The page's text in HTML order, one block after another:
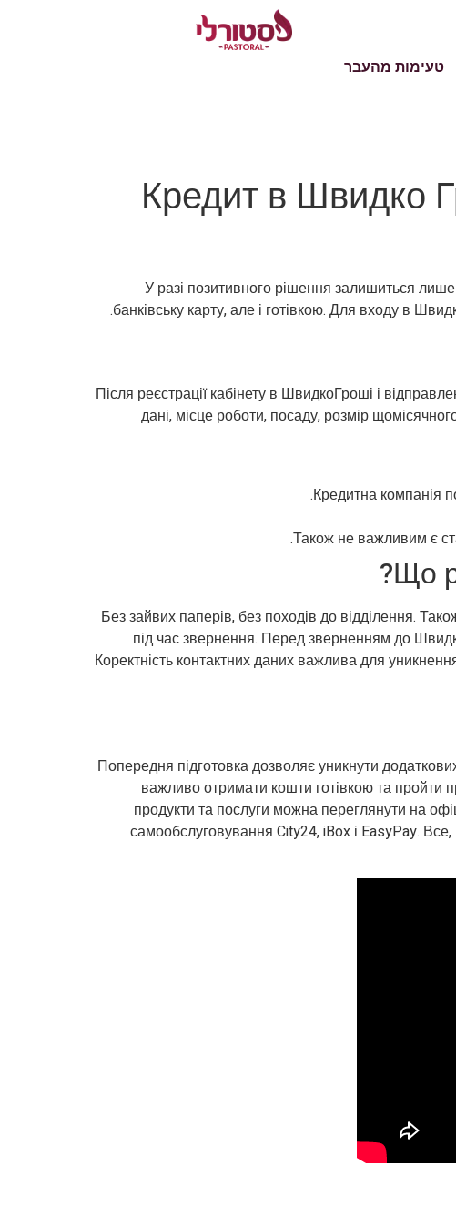
טעימות מהעבר
Кредит в Швидко
У разі позитивного рішення залишиться
банківську карту, але і готівкою. Для входу в
Після реєстрації кабінету в ШвидкоГроші і
дані, місце роботи, посаду, розмір
Кредитна компанія
Також не важливим є
Що
Без зайвих паперів, без походів до відділення.
під час звернення. Перед зверненням до
Коректність контактних даних важлива для
Попередня підготовка дозволяє уникнути
важливо отримати кошти готівкою та пройти
продукти та послуги можна переглянути на
самообслуговування City24, iBox і EasyPay.